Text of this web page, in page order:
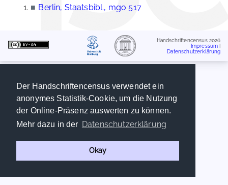
Der Handschriftencensus verwendet ein
anonymes Statistik-Cookie, um die Nutzung
der Online-Präsenz auswerten zu können.
Mehr dazu in der Datenschutzerklärung
Okay
■ Berlin, Staatsbibl., mgo 517
Handschriftencensus 2026
Impressum
Datenschutzerklärung